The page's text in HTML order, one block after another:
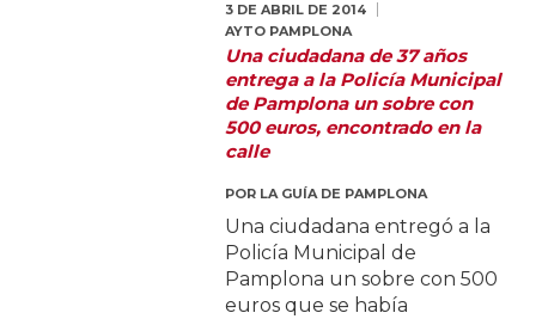
3 DE ABRIL DE 2014
AYTO PAMPLONA
Una ciudadana de 37 años
entrega a la Policía Municipal
de Pamplona un sobre con
500 euros, encontrado en la
calle
POR LA GUÍA DE PAMPLONA
Una ciudadana entregó a la
Policía Municipal de
Pamplona un sobre con 500
euros que se había